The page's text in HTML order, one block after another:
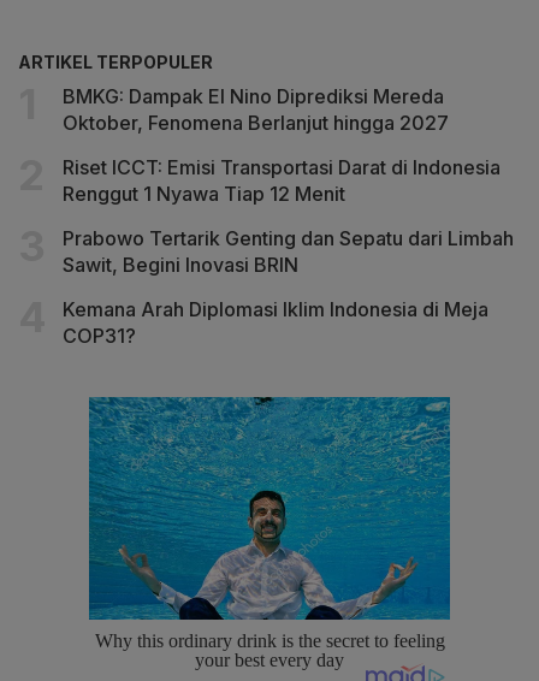
ARTIKEL TERPOPULER
BMKG: Dampak El Nino Diprediksi Mereda
Oktober, Fenomena Berlanjut hingga 2027
Riset ICCT: Emisi Transportasi Darat di Indonesia
Renggut 1 Nyawa Tiap 12 Menit
Prabowo Tertarik Genting dan Sepatu dari Limbah
Sawit, Begini Inovasi BRIN
Kemana Arah Diplomasi Iklim Indonesia di Meja
COP31?